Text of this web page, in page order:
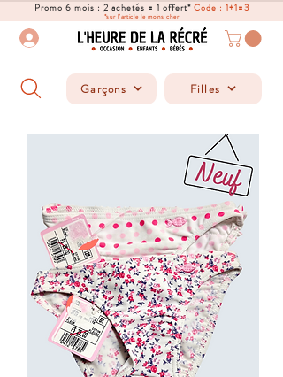
Promo 6 mois : 2 achetés = 1 offert*Code : 1+1=3
*sur l'article le moins cher
Garçons Filles